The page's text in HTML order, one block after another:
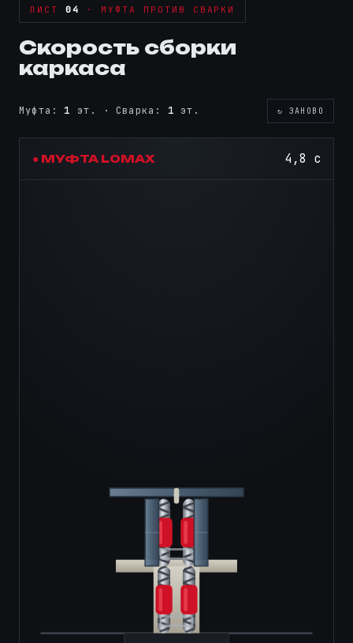
ЛИСТ 04 · МУФТА ПРОТИВ СВАРКИ
Скорость сборки
каркаса
Муфта: 2 эт. · Сварка: 1 эт. ↻ ЗАНОВО
● МУФТА LOMAX 6,9 с